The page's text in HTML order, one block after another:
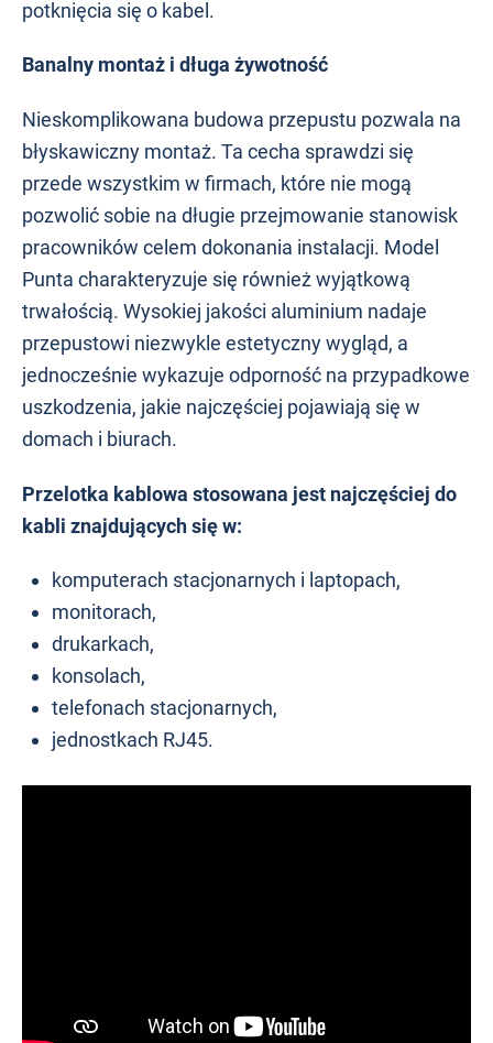
potknięcia się o kabel.
Banalny montaż i długa żywotność
Nieskomplikowana budowa przepustu pozwala na
błyskawiczny montaż. Ta cecha sprawdzi się
przede wszystkim w firmach, które nie mogą
pozwolić sobie na długie przejmowanie stanowisk
pracowników celem dokonania instalacji. Model
Punta charakteryzuje się również wyjątkową
trwałością. Wysokiej jakości aluminium nadaje
przepustowi niezwykle estetyczny wygląd, a
jednocześnie wykazuje odporność na przypadkowe
uszkodzenia, jakie najczęściej pojawiają się w
domach i biurach.
Przelotka kablowa stosowana jest najczęściej do
kabli znajdujących się w:
komputerach stacjonarnych i laptopach,
monitorach,
drukarkach,
konsolach,
telefonach stacjonarnych,
jednostkach RJ45.